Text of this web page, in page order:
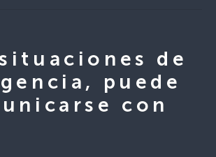
de
puede
con